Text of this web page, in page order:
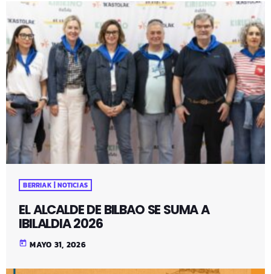
BERRIAK | NOTICIAS
EL ALCALDE DE BILBAO SE SUMA A
IBILALDIA 2026
today MAYO 31, 2026